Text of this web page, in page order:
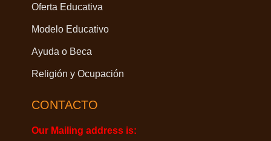
Oferta Educativa
Modelo Educativo
Ayuda o Beca
Religión y Ocupación
CONTACTO
Our Mailing address is: